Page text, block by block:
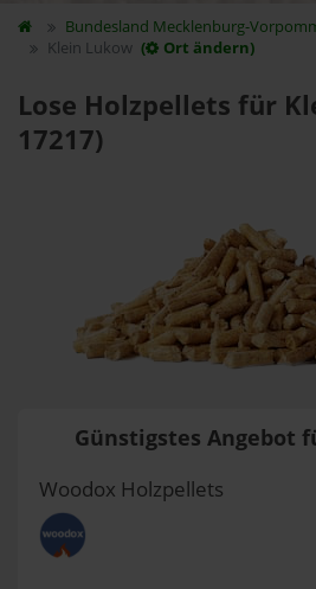
Bundesland Mecklenburg-
Klein Lukow ( Ort ändern)
Lose Holzpellets für
17217)
Günstigstes Angebot
Woodox Holzpellets